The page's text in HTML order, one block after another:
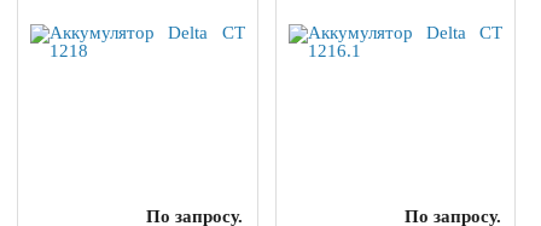
По запросу. По запросу.